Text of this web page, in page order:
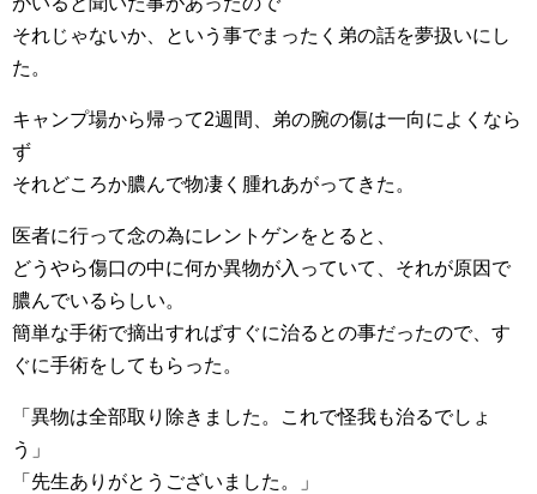
それじゃないか、という事でまったく弟の話を夢扱いにし
た。
キャンプ場から帰って2週間、弟の腕の傷は一向によくなら
ず
それどころか膿んで物凄く腫れあがってきた。
医者に行って念の為にレントゲンをとると、
どうやら傷口の中に何か異物が入っていて、それが原因で
膿んでいるらしい。
簡単な手術で摘出すればすぐに治るとの事だったので、す
ぐに手術をしてもらった。
「異物は全部取り除きました。これで怪我も治るでしょ
う」
「先生ありがとうございました。」